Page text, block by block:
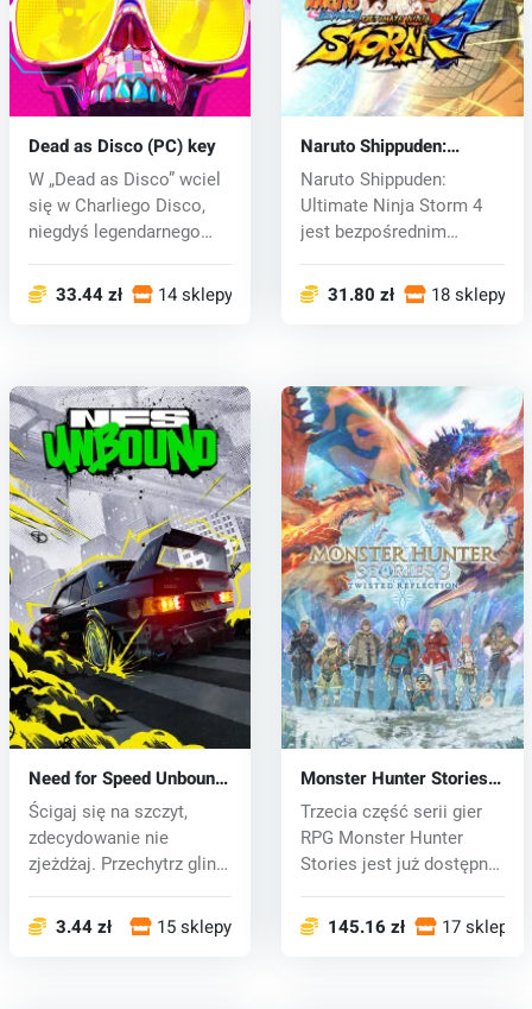
Dead as Disco (PC) key
W „Dead as Disco” wciel
się w Charliego Disco,
niegdyś legendarnego
33.44 zł 14 sklepy
Naruto Shippuden:
Ultimate Ninja Storm 4
(PC) CD key
Naruto Shippuden:
Ultimate Ninja Storm 4
jest bezpośrednim
31.80 zł 18 sklepy
Need for Speed Unbound
(PC) key
Ścigaj się na szczyt,
zdecydowanie nie
zjeżdżaj. Przechytrz gliny
3.44 zł 15 sklepy
Monster Hunter Stories
3: Twisted Reflection
(PC) key
Trzecia część serii gier
RPG Monster Hunter
Stories jest już dostępna:
145.16 zł 17 sklepy